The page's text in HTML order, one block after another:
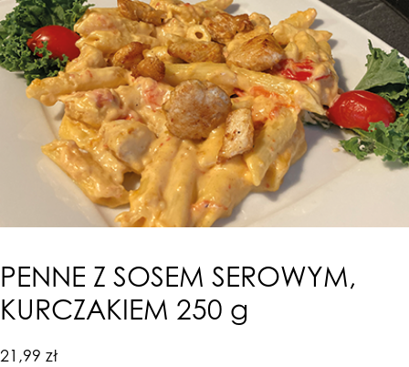
PENNE Z SOSEM SEROWYM,
KURCZAKIEM 250 g
21,99 zł